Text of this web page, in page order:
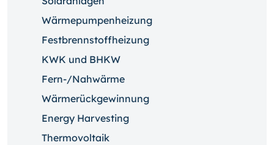
Wärmepumpenheizung
Festbrennstoffheizung
KWK und BHKW
Fern-/Nahwärme
Wärmerückgewinnung
Energy Harvesting
Thermovoltaik